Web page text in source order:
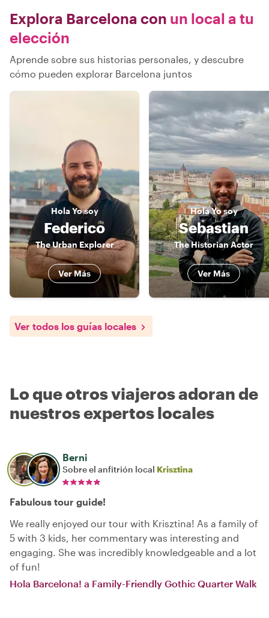
Explora Barcelona con un local a tu
elección
Aprende sobre sus historias personales, y descubre
cómo pueden explorar Barcelona juntos
Hola Yo soy
Federico
The Urban Explorer
Ver Más
Hola Yo soy
Sebastian
The Historian Actor
Ver Más
Ver todos los guías locales
Lo que otros viajeros adoran de
nuestros expertos locales
Berni
Sobre el anfitrión local Krisztina
Fabulous tour guide!
We really enjoyed our tour with Krisztina! As a family of
5 with 3 kids, her commentary was interesting and
engaging. She was incredibly knowledgeable and a lot
of fun!
Hola Barcelona! a Family-Friendly Gothic Quarter Walk